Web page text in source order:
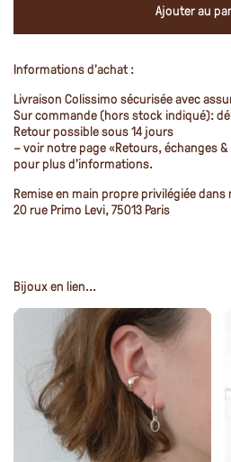
Ajouter au
Informations d’achat :
Livraison Colissimo sécurisée avec
Sur commande (hors stock indiqué):
Retour possible sous 14 jours
– voir notre page«Retours, échanges
pour plus d’informations.
Remise en main propre privilégiée
20 rue Primo Levi, 75013 Paris
Bijoux en lien...